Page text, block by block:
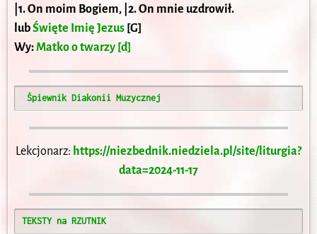
|1. On moim Bogiem, |2. On mnie uzdrowił.
lubŚwięte Imię Jezus [G]
Wy:Matko o twarzy [d]
Śpiewnik Diakonii Muzycznej
Lekcjonarz: https://niezbednik.niedziela.pl/site/liturgia?
data=2024-11-17
TEKSTY na RZUTNIK